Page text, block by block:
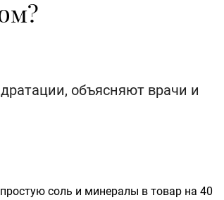
объясняют врачи и
соль и минералы в товар на 40